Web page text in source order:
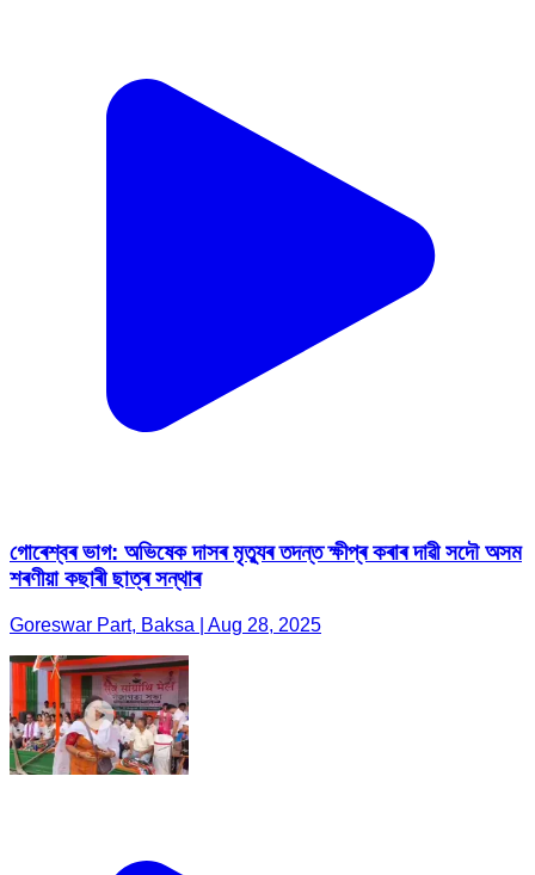
গোৰেশ্বৰ ভাগ: অভিষেক দাসৰ মৃত্যুৰ তদন্ত ক্ষীপ্ৰ কৰাৰ দাৱী সদৌ অসম
শৰণীয়া কছাৰী ছাত্ৰ সন্থাৰ
Goreswar Part, Baksa | Aug 28, 2025